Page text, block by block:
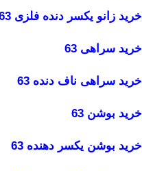
خرید زانو یکسر دنده فلزی 63
خرید سراهی 63
خرید سراهی ناف دنده 63
خرید بوشن 63
خرید بوشن یکسر دهنده 63